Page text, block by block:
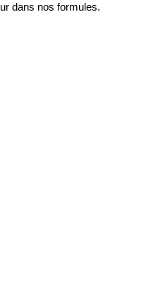
dans nos formules.